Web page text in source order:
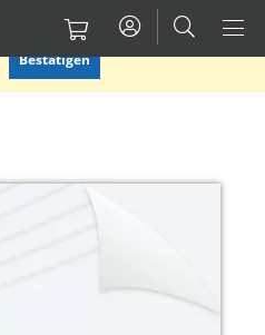
anderen auswählen.
Bestätigen